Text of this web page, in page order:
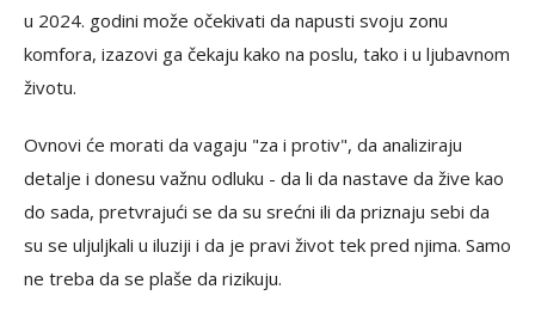
u 2024. godini može očekivati da napusti svoju zonu
komfora, izazovi ga čekaju kako na poslu, tako i u ljubavnom
životu.
Ovnovi će morati da vagaju "za i protiv", da analiziraju
detalje i donesu važnu odluku - da li da nastave da žive kao
do sada, pretvrajući se da su srećni ili da priznaju sebi da
su se uljuljkali u iluziji i da je pravi život tek pred njima. Samo
ne treba da se plaše da rizikuju.